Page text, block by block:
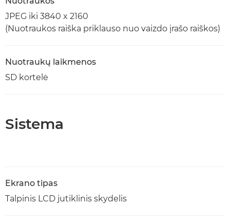
JPEG iki 3840 x 2160
(Nuotraukos raiška priklauso nuo vaizdo įrašo raiškos)
Nuotraukų laikmenos
SD kortelė
Sistema
Ekrano tipas
Talpinis LCD jutiklinis skydelis